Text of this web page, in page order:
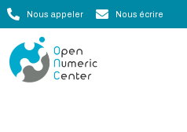
Nous appeler Nous écrire